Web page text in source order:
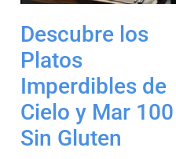
Descubre los
Platos
Imperdibles de
Cielo y Mar 100
Sin Gluten